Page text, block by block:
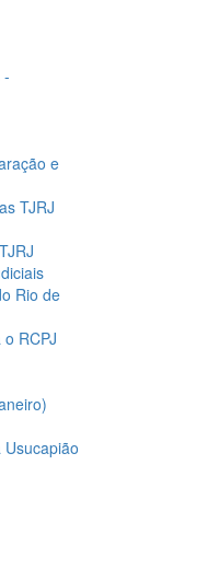
-
e
TJRJ
Rio de
RCPJ